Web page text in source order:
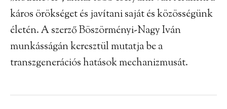
káros örökséget és javítani saját és közösségünk
életén. A szerző Böszörményi-Nagy Iván
munkásságán keresztül mutatja be a
transzgenerációs hatások mechanizmusát.